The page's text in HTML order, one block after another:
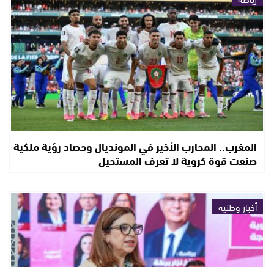
المغرب.. المحارب الأخير في المونديال وحصاد رؤية ملكية
صنعت قوة كروية لا تعرف المستحيل
أخبار وطنية